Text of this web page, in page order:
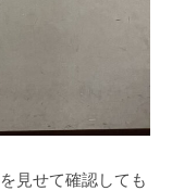
見せて確認しても